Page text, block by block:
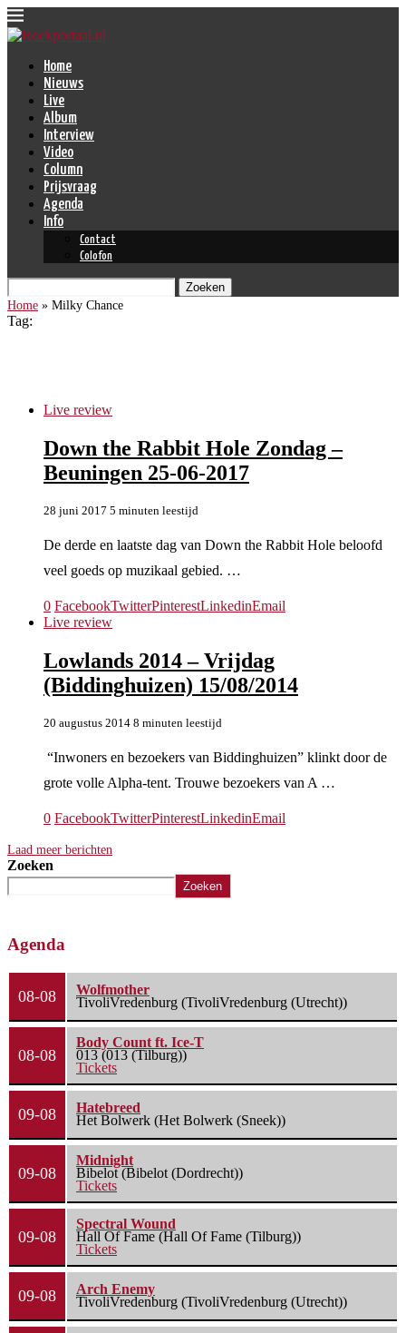
Home
Nieuws
Live
Album
Interview
Video
Column
Prijsvraag
Agenda
Info
Contact
Colofon
Zoeken
Home » Milky Chance
Tag:
Live review
Down the Rabbit Hole Zondag –
Beuningen 25-06-2017
28 juni 2017 5 minuten leestijd
De derde en laatste dag van Down the Rabbit Hole beloofd
veel goeds op muzikaal gebied. …
0 FacebookTwitterPinterestLinkedinEmail
Live review
Lowlands 2014 – Vrijdag
(Biddinghuizen) 15/08/2014
20 augustus 2014 8 minuten leestijd
“Inwoners en bezoekers van Biddinghuizen” klinkt door de
grote volle Alpha-tent. Trouwe bezoekers van A …
0 FacebookTwitterPinterestLinkedinEmail
Laad meer berichten
Zoeken
Zoeken
Agenda
08-08
Wolfmother
TivoliVredenburg (TivoliVredenburg (Utrecht))
08-08
Body Count ft. Ice-T
013 (013 (Tilburg))
Tickets
09-08
Hatebreed
Het Bolwerk (Het Bolwerk (Sneek))
09-08
Midnight
Bibelot (Bibelot (Dordrecht))
Tickets
09-08
Spectral Wound
Hall Of Fame (Hall Of Fame (Tilburg))
Tickets
09-08
Arch Enemy
TivoliVredenburg (TivoliVredenburg (Utrecht))